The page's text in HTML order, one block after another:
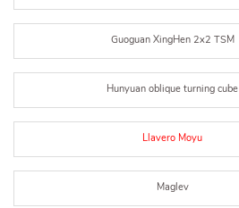
Guoguan XingHen 2x2 TSM
Hunyuan oblique turning cube
Llavero Moyu
Maglev